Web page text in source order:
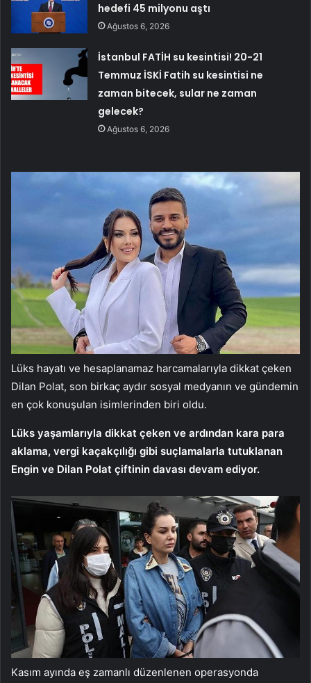
hedefi 45 milyonu aştı
Ağustos 6, 2026
İstanbul FATİH su kesintisi! 20-21
Temmuz İSKİ Fatih su kesintisi ne
zaman bitecek, sular ne zaman
gelecek?
Ağustos 6, 2026
Lüks hayatı ve hesaplanamaz harcamalarıyla dikkat çeken
Dilan Polat, son birkaç aydır sosyal medyanın ve gündemin
en çok konuşulan isimlerinden biri oldu.
Lüks yaşamlarıyla dikkat çeken ve ardından kara para
aklama, vergi kaçakçılığı gibi suçlamalarla tutuklanan
Engin ve Dilan Polat çiftinin davası devam ediyor.
Kasım ayında eş zamanlı düzenlenen operasyonda